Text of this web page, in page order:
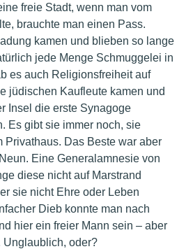
freie Stadt, wenn man vom
brauchte man einen Pass.
kamen und blieben so lange
jede Menge Schmuggelei in
es auch Religionsfreiheit auf
jüdischen Kaufleute kamen und
Insel die erste Synagoge
Es gibt sie immer noch, sie
Privathaus. Das Beste war aber
Eine Generalamnesie von
diese nicht auf Marstrand
sie nicht Ehre oder Leben
Dieb konnte man nach
hier ein freier Mann sein – aber
Unglaublich, oder?